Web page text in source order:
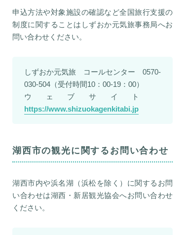
申込方法や対象施設の確認など全国旅行支援の
制度に関することはしずおか元気旅事務局へお
問い合わせください。
しずおか元気旅 コールセンター 0570-
030-504（受付時間10：00-19：00）
ウェブサイト
https://www.shizuokagenkitabi.jp
湖西市の観光に関するお問い合わせ
湖西市内や浜名湖（浜松を除く）に関するお問
い合わせは湖西・新居観光協会へお問い合わせ
ください。